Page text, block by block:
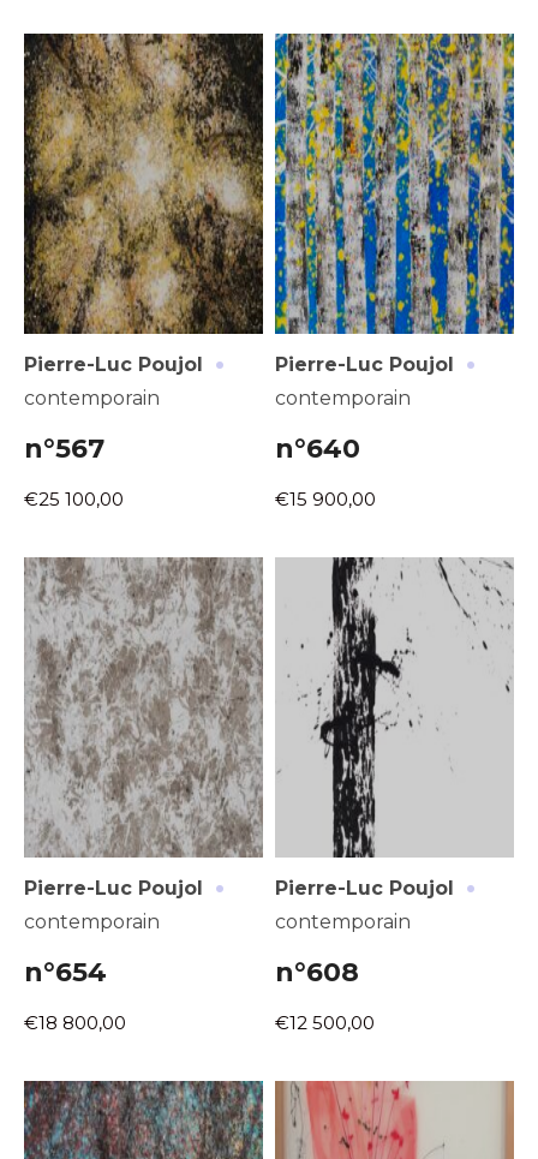
Pierre-Luc Poujol ·
contemporain
n°567
€25 100,00
Pierre-Luc Poujol ·
contemporain
n°640
€15 900,00
Pierre-Luc Poujol ·
contemporain
n°654
€18 800,00
Pierre-Luc Poujol ·
contemporain
n°608
€12 500,00